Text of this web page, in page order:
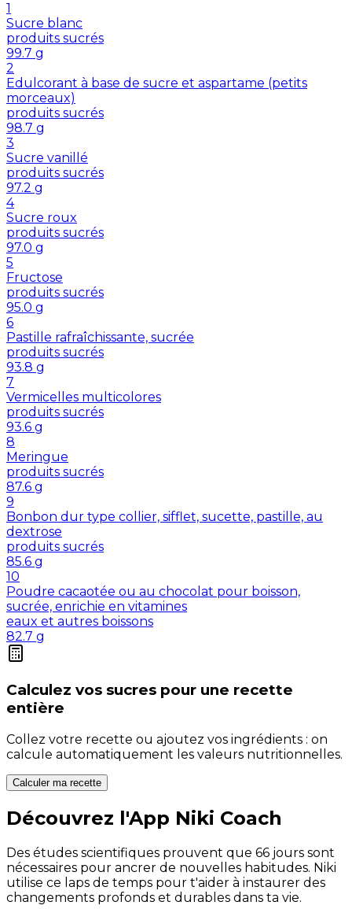
1
Sucre blanc
produits sucrés
99.7 g
2
Edulcorant à base de sucre et aspartame (petits
morceaux)
produits sucrés
98.7 g
3
Sucre vanillé
produits sucrés
97.2 g
4
Sucre roux
produits sucrés
97.0 g
5
Fructose
produits sucrés
95.0 g
6
Pastille rafraîchissante, sucrée
produits sucrés
93.8 g
7
Vermicelles multicolores
produits sucrés
93.6 g
8
Meringue
produits sucrés
87.6 g
9
Bonbon dur type collier, sifflet, sucette, pastille, au
dextrose
produits sucrés
85.6 g
10
Poudre cacaotée ou au chocolat pour boisson,
sucrée, enrichie en vitamines
eaux et autres boissons
82.7 g
Calculez vos sucres pour une recette
entière
Collez votre recette ou ajoutez vos ingrédients : on
calcule automatiquement les valeurs nutritionnelles.
Calculer ma recette
Découvrez l'App Niki Coach
Des études scientifiques prouvent que 66 jours sont
nécessaires pour ancrer de nouvelles habitudes. Niki
utilise ce laps de temps pour t'aider à instaurer des
changements profonds et durables dans ta vie.